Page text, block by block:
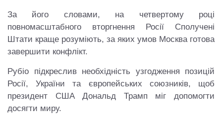
За його словами, на четвертому році
повномасштабного вторгнення Росії Сполучені
Штати краще розуміють, за яких умов Москва готова
завершити конфлікт.
Рубіо підкреслив необхідність узгодження позицій
Росії, України та європейських союзників, щоб
президент США Дональд Трамп міг допомогти
досягти миру.